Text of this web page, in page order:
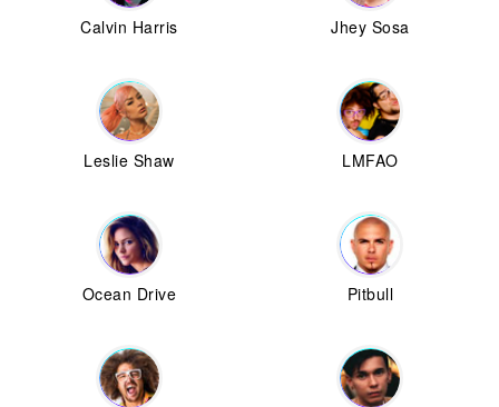
Calvin Harris Jhey Sosa
Leslie Shaw LMFAO
Ocean Drive Pitbull